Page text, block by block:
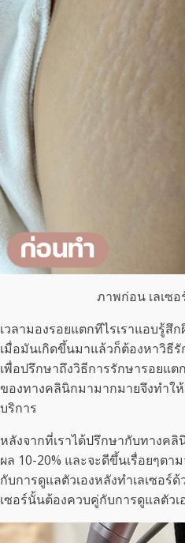
ภาพก่อน เลเซ
เวลามองรอยแตกทีไรเราแอบรู้สึ
เมื่อมันเกิดขึ้นมาแล้วก็ต้องหาวิธีรั
เพื่อปรึกษาถึงวิธีการรักษารอยแต
ของทางคลินิกมามากมายจึงทำใ
บริการ
หลังจากที่เราได้ปรึกษากับทางคลิ
ผล 10-20% และจะดีขึ้นเรื่อยๆต
กับการดูแลตัวเองหลังทำเลเซอร์
เซอร์นั้นต้องควบคู่กับการดูแลตัว